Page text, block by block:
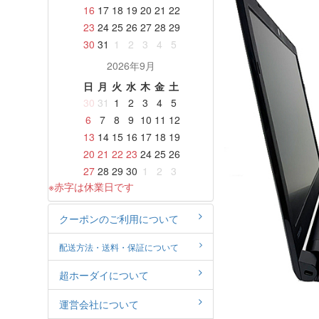
16 17 18 19 20 21 22
23 24 25 26 27 28 29
30 31 1 2 3 4
5
2026年9月
日 月 火 水 木 金 土
30 31 1 2 3 4
5
6
7 8 9 10 11 12
13 14 15 16 17 18 19
20 21 22 23 24 25 26
27 28 29 30 1 2
3
※赤字は休業日です
クーポンのご利用について
配送方法・送料・保証について
超ホーダイについて
運営会社について